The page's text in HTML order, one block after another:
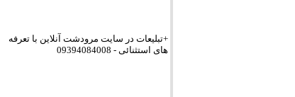
+تبلیعات در سایت مرودشت آنلاین با تعرفه
های استثنائی - 09394084008